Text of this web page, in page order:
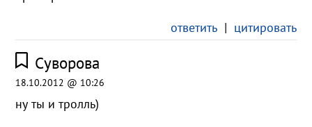
ответить| цитировать
Суворова
18.10.2012 @ 10:26
ну ты и тролль)